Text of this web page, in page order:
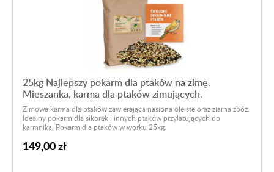
25kg Najlepszy pokarm dla ptaków na zimę.
Mieszanka, karma dla ptaków zimujących.
Zimowa karma dla ptaków zawierająca nasiona oleiste oraz ziarna zbóż.
Idealny pokarm dla sikorek i innych ptaków przylatujących do
karmnika. Pokarm dla ptaków w worku 25kg.
149,00 zł